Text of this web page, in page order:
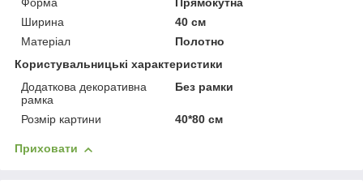
Форма
Прямокутна
Ширина
40 см
Матеріал
Полотно
Користувальницькі характеристики
Додаткова декоративна
рамка
Без рамки
Розмір картини 40*80 см
Приховати